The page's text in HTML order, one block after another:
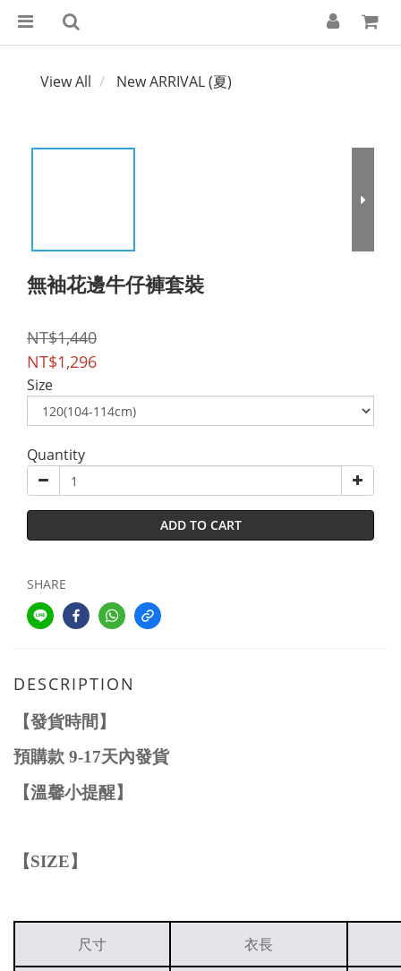
View All New ARRIVAL (夏)
無袖花邊牛仔褲套裝
NT$1,440
NT$1,296
Size
Quantity
ADD TO CART
SHARE
DESCRIPTION
【發貨時間】
預購款 9-17天內發貨
【溫馨小提醒】
【SIZE】
尺寸 衣長